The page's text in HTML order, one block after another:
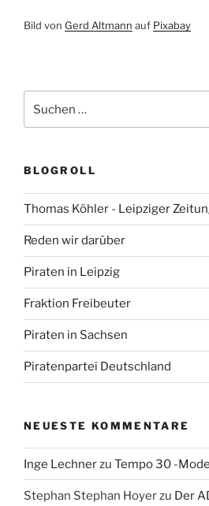
Bild von Gerd Altmann auf Pixabay
nach:
BLOGROLL
Thomas Köhler - Leipziger
Reden wir darüber
Piraten in Leipzig
Fraktion Freibeuter
Piraten in Sachsen
Piratenpartei Deutschland
NEUESTE KOMMENTARE
Inge Lechnerzu Tempo 30 -
Stephan Stephan Hoyerzu Der